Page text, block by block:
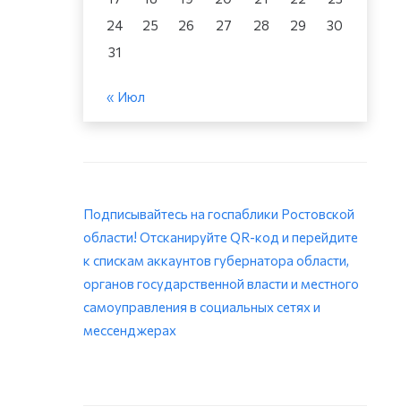
24
25 26 27 28 29
30
31
« Июл
Подписывайтесь на госпаблики Ростовской
области! Отсканируйте QR-код и перейдите
к спискам аккаунтов губернатора области,
органов государственной власти и местного
самоуправления в социальных сетях и
мессенджерах